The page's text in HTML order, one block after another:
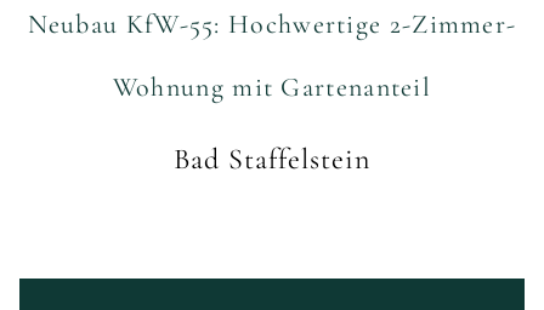
Neubau KfW-55: Hochwertige 2-Zimmer-
Wohnung mit Gartenanteil
Bad Staffelstein